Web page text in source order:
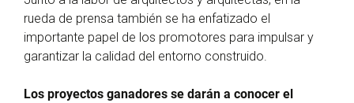
rueda de prensa también se ha enfatizado el
importante papel de los promotores para impulsar y
garantizar la calidad del entorno construido.
Los proyectos ganadores se darán a conocer el